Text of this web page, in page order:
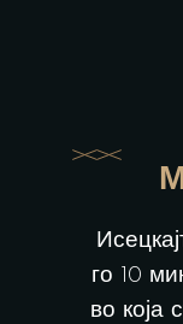
го 10
во која